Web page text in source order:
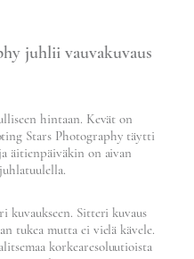
juhlii vauvakuvaus
hintaan. Kevät on
Stars Photography täytti
äitienpäiväkin on aivan
kuvaukseen. Sitteri kuvaus
tukea mutta ei vielä kävele.
korkearesoluutioista